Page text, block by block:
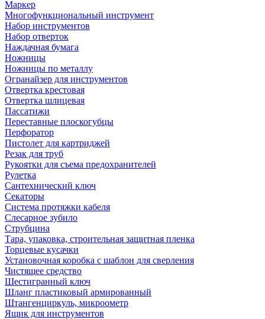
Маркер
Многофункциональный инструмент
Набор инструментов
Набор отверток
Наждачная бумага
Ножницы
Ножницы по металлу
Огранайзер для инструментов
Отвертка крестовая
Отвертка шлицевая
Пассатижи
Переставные плоскогубцы
Перфоратор
Пистолет для картриджей
Резак для труб
Рукоятки для съема предохранителей
Рулетка
Сантехнический ключ
Секаторы
Система протяжки кабеля
Слесарное зубило
Струбцина
Тара, упаковка, строительная защитная пленка
Торцевые кусачки
Установочная коробка с шаблон для сверления
Чистящее средство
Шестигранный ключ
Шланг пластиковый армированный
Штангенциркуль, микроометр
Ящик для инструментов